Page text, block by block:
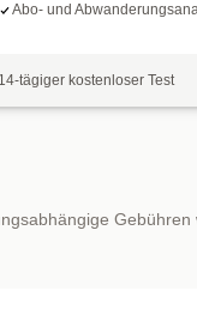
Abo- und
14-tägiger kostenloser Test
Gebühren